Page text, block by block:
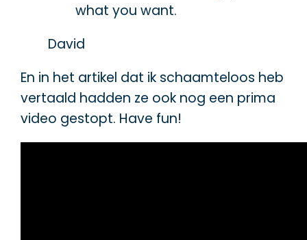
what you want.
David
En in het artikel dat ik schaamteloos heb
vertaald hadden ze ook nog een prima
video gestopt. Have fun!